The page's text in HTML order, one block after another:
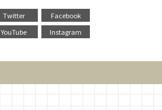
Twitter
Facebook
YouTube
Instagram